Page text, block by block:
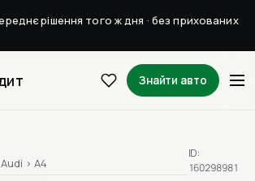
рішення того ж дня · без прихованих
Знайти авто
Audi › A4
ID:
160298981